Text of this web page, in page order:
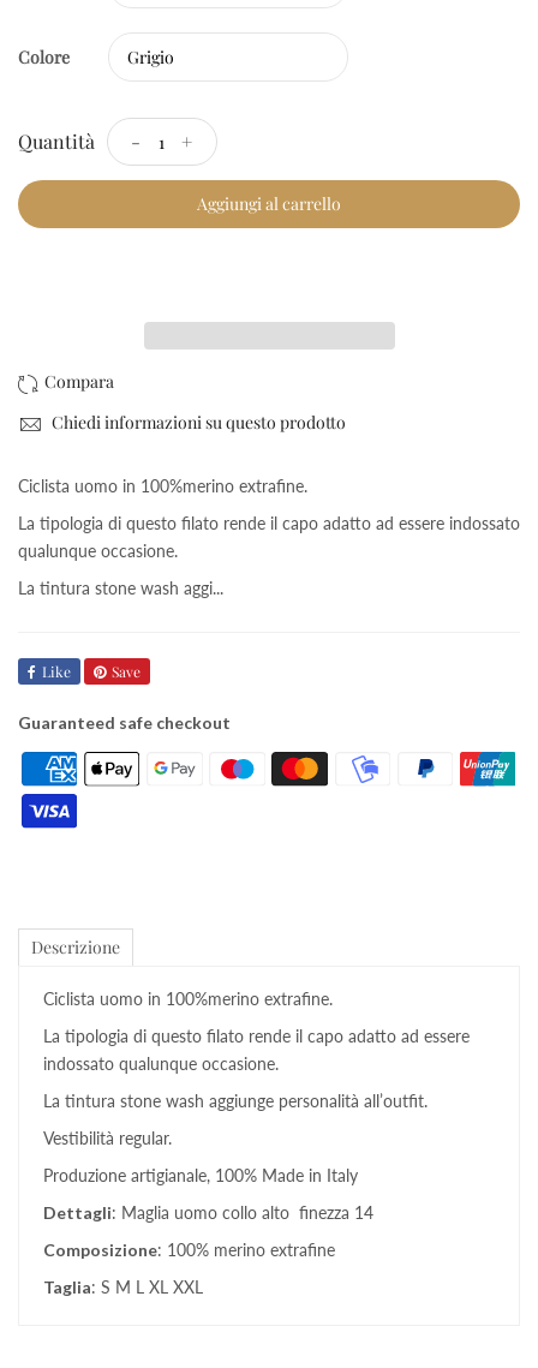
Colore
Quantità - +
Aggiungi al carrello
Chiedi informazioni su questo prodotto
Ciclista uomo in 100%merino extrafine.
La tipologia di questo filato rende il capo adatto ad essere indossato
qualunque occasione.
La tintura stone wash aggi...
Like Save
Guaranteed safe checkout
Descrizione
Ciclista uomo in 100%merino extrafine.
La tipologia di questo filato rende il capo adatto ad essere
indossato qualunque occasione.
La tintura stone wash aggiunge personalità all’outfit.
Vestibilità regular.
Produzione artigianale, 100% Made in Italy
Dettagli: Maglia uomo collo alto finezza 14
Composizione: 100% merino extrafine
Taglia: S M L XL XXL